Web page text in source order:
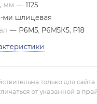
мм — 1125
ми шлицевая
— Р6М5, Р6М5К5, Р18
только для сайта
от указанной в